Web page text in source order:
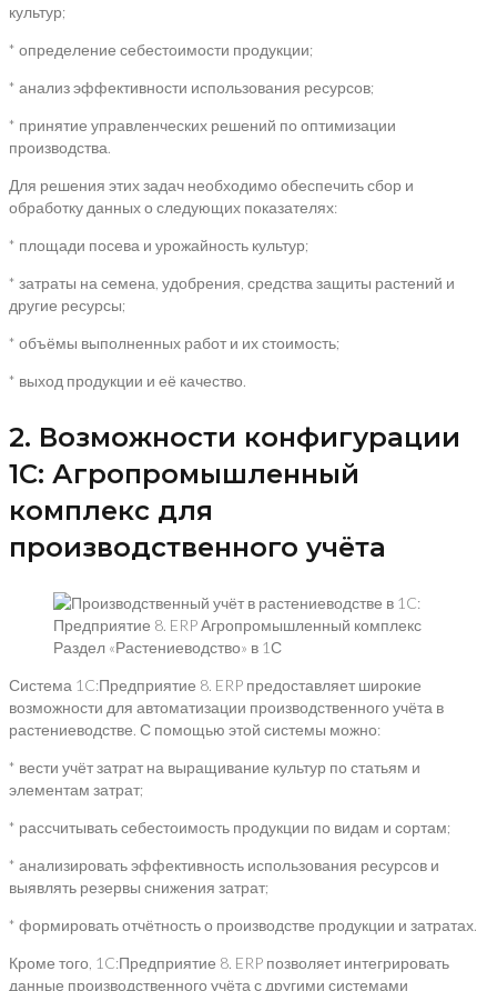
культур;
* определение себестоимости продукции;
* анализ эффективности использования ресурсов;
* принятие управленческих решений по оптимизации
производства.
Для решения этих задач необходимо обеспечить сбор и
обработку данных о следующих показателях:
* площади посева и урожайность культур;
* затраты на семена, удобрения, средства защиты растений и
другие ресурсы;
* объёмы выполненных работ и их стоимость;
* выход продукции и её качество.
2. Возможности конфигурации
1C: Агропромышленный
комплекс для
производственного учёта
Раздел «Растениеводство» в 1С
Система 1C:Предприятие 8. ERP предоставляет широкие
возможности для автоматизации производственного учёта в
растениеводстве. С помощью этой системы можно:
* вести учёт затрат на выращивание культур по статьям и
элементам затрат;
* рассчитывать себестоимость продукции по видам и сортам;
* анализировать эффективность использования ресурсов и
выявлять резервы снижения затрат;
* формировать отчётность о производстве продукции и затратах.
Кроме того, 1C:Предприятие 8. ERP позволяет интегрировать
данные производственного учёта с другими системами